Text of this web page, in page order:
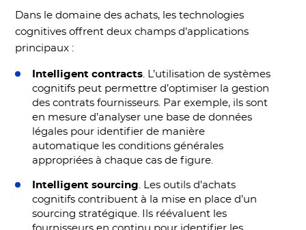
Dans le domaine des achats, les technologies
cognitives offrent deux champs d’applications
principaux :
Intelligent contracts. L’utilisation de systèmes
cognitifs peut permettre d’optimiser la gestion
des contrats fournisseurs. Par exemple, ils sont
en mesure d’analyser une base de données
légales pour identifier de manière
automatique les conditions générales
appropriées à chaque cas de figure.
Intelligent sourcing. Les outils d’achats
cognitifs contribuent à la mise en place d’un
sourcing stratégique. Ils réévaluent les